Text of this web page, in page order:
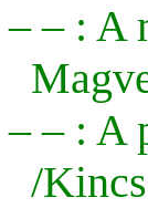
– – : A
– – : A
/